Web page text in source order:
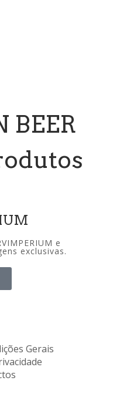
BEER
e
exclusivas.
Gerais